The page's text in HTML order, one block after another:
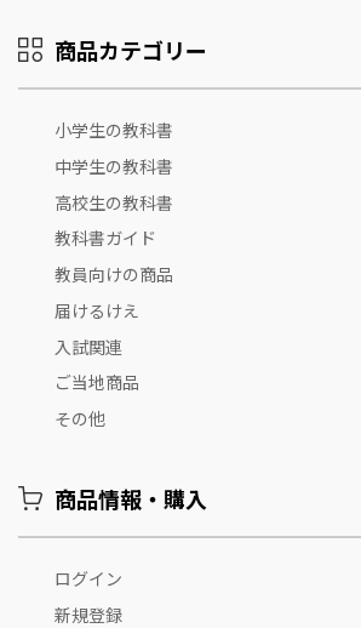
商品カテゴリー
小学生の教科書
中学生の教科書
高校生の教科書
教科書ガイド
教員向けの商品
届けるけえ
入試関連
ご当地商品
その他
商品情報・購入
ログイン
新規登録